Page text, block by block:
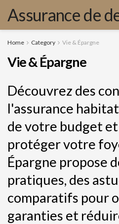
Assurance de
Home Category Vie & Épargne
Vie & Épargne
Découvrez des
l'assurance
de votre budget
protéger votre
Épargne propose
pratiques, des
comparatifs pour
garanties et